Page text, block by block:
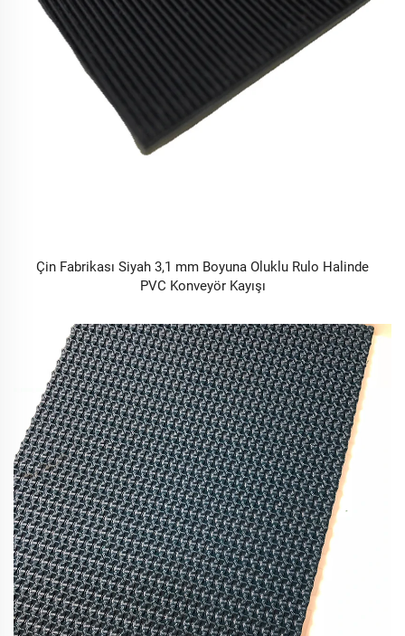
Çin Fabrikası Siyah 3,1 mm Boyuna Oluklu Rulo Halinde
PVC Konveyör Kayışı